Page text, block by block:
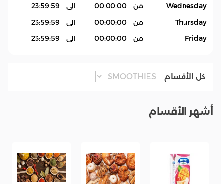
Wednesday
من 00:00:00 الى
23:59:59
Thursday
من 00:00:00 الى
23:59:59
Friday
من 00:00:00 الى 23:59:59
كل الأقسام
أشهر الأقسام